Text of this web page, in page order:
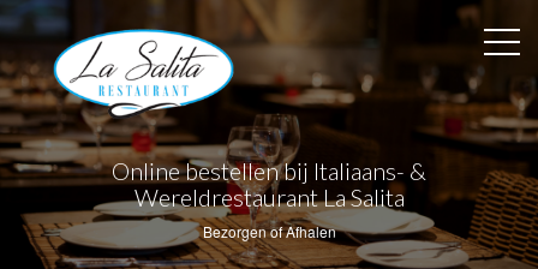
Online bestellen bij Italiaans- &
Wereldrestaurant La Salita
Bezorgen of Afhalen